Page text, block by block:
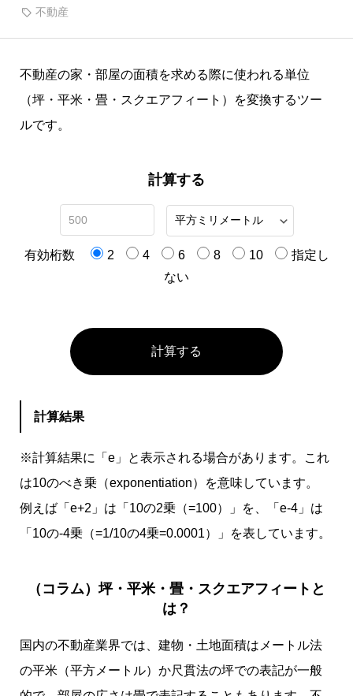
不動産
不動産の家・部屋の面積を求める際に使われる単位
（坪・平米・畳・スクエアフィート）を変換するツー
ルです。
計算する
有効桁数 2 4 6 8 10
指定し
ない
計算する
計算結果
※計算結果に「e」と表示される場合があります。これ
は10のべき乗（exponentiation）を意味しています。
例えば「e+2」は「10の2乗（=100）」を、「e-4」は
「10の-4乗（=1/10の4乗=0.0001）」を表しています。
（コラム）坪・平米・畳・スクエアフィートと
は？
国内の不動産業界では、建物・土地面積はメートル法
の平米（平方メートル）か尺貫法の坪での表記が一般